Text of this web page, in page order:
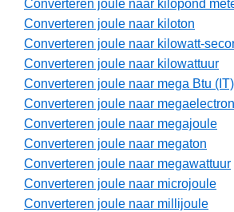
Converteren joule naar kilopond
Converteren joule naar kiloton
Converteren joule naar kilowatt-
Converteren joule naar kilowattuur
Converteren joule naar mega Btu (IT)
Converteren joule naar
Converteren joule naar megajoule
Converteren joule naar megaton
Converteren joule naar megawattuur
Converteren joule naar microjoule
Converteren joule naar millijoule